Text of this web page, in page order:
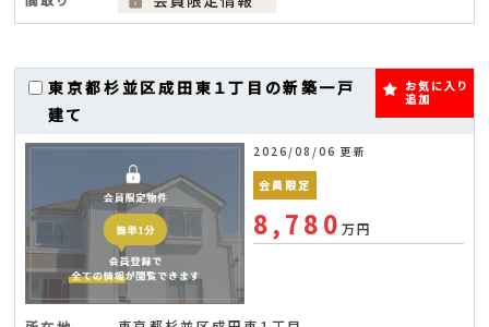
東京都杉並区成田東１丁目の新築一戸
建て
お気に入り
追加
2026/08/06 更新
会員限定
8,780万円